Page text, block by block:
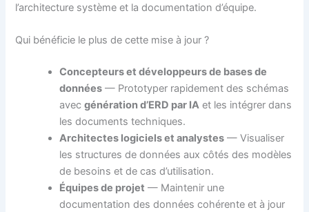
l’architecture système et la documentation d’équipe.
Qui bénéficie le plus de cette mise à jour ?
Concepteurs et développeurs de bases de
données — Prototyper rapidement des schémas
avecgénération d’ERD par IA et les intégrer dans
les documents techniques.
Architectes logiciels et analystes — Visualiser
les structures de données aux côtés des modèles
de besoins et de cas d’utilisation.
Équipes de projet — Maintenir une
documentation des données cohérente et à jour